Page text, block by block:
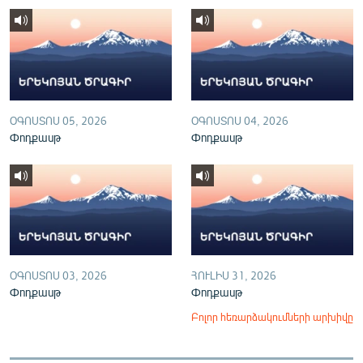
English
Русский
ՀԵՏԵՎԵՔ ՄԵԶ
«Ազատության» բոլոր կայքերը
ՕԳՈՍՏՈՍ 05, 2026
Փոդքասթ
ՕԳՈՍՏՈՍ 04, 2026
Փոդքասթ
ՕԳՈՍՏՈՍ 03, 2026
Փոդքասթ
ՀՈՒԼԻՍ 31, 2026
Փոդքասթ
Բոլոր հեռարձակումների արխիվը